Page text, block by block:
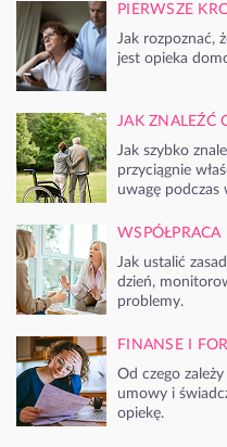
PIERWSZE
Jak rozpoznać,
jest opieka
JAK ZNALEŹĆ
Jak szybko
przyciągnie
uwagę podczas
WSPÓŁPRACA
Jak ustalić
dzień,
problemy.
FINANSE I
Od czego
umowy i
opiekę.